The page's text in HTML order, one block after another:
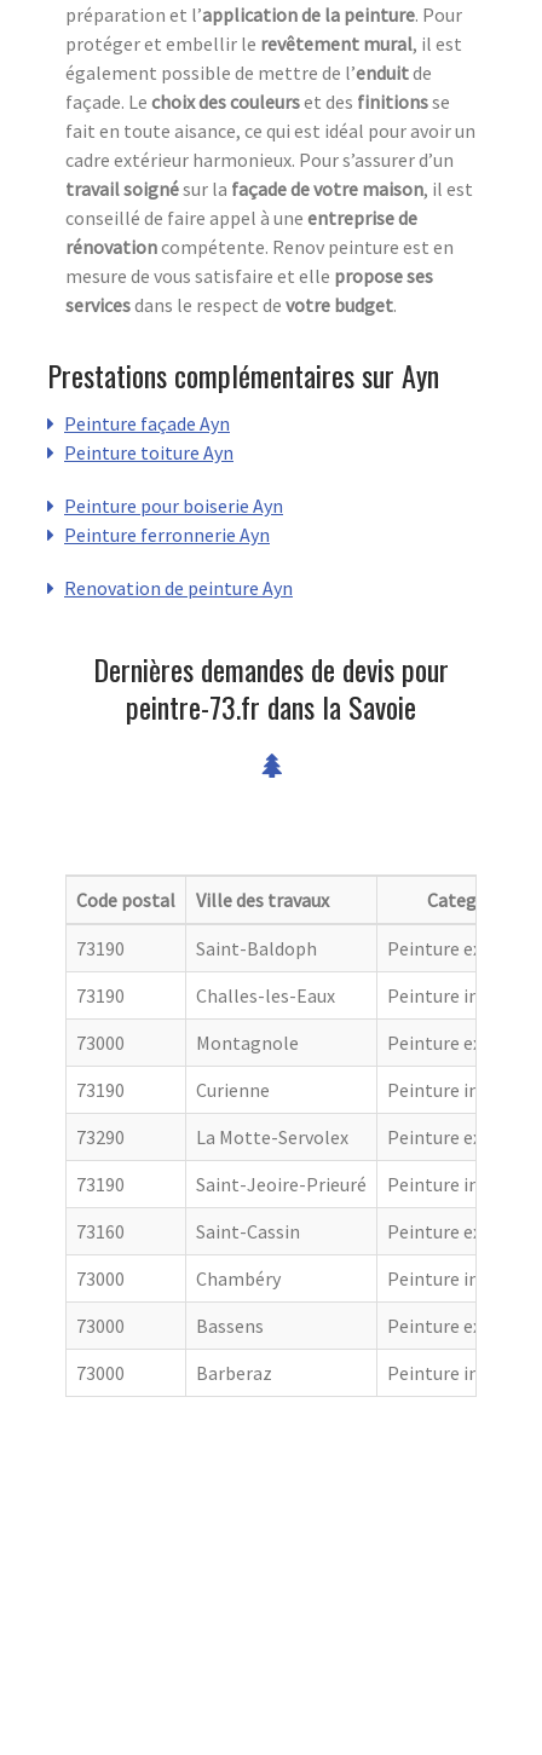
préparation et l’application de la peinture. Pour
protéger et embellir le revêtement mural, il est
également possible de mettre de l’enduitde
façade. Le choix des couleurset des finitionsse
fait en toute aisance, ce qui est idéal pour avoir un
cadre extérieur harmonieux. Pour s’assurer d’un
travail soignésur la façade de votre maison, il est
conseillé de faire appel à une entreprise de
rénovationcompétente. Renov peinture est en
mesure de vous satisfaire et elle propose ses
servicesdans le respect de votre budget.
Prestations complémentaires sur Ayn
Peinture façade Ayn
Peinture toiture Ayn
Peinture pour boiserie Ayn
Peinture ferronnerie Ayn
Renovation de peinture Ayn
Dernières demandes de devis pour
peintre-73.fr dans la Savoie
Code postal Ville des travaux
Categorie
73190
Saint-Baldoph
Peinture
73190
Challes-les-Eaux
Peinture
73000
Montagnole
Peinture
73190
Curienne
Peinture
73290
La Motte-Servolex
Peinture
73190
Saint-Jeoire-Prieuré
Peinture
73160
Saint-Cassin
Peinture
73000
Chambéry
Peinture
73000
Bassens
Peinture
73000
Barberaz Peinture